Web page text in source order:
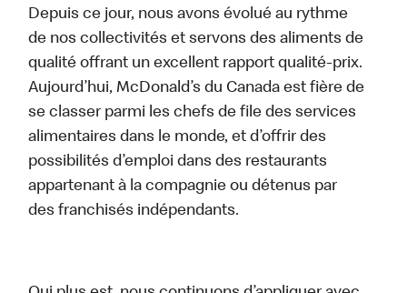
Depuis ce jour, nous avons évolué au rythme
de nos collectivités et servons des aliments de
qualité offrant un excellent rapport qualité-prix.
Aujourd’hui, McDonald’s du Canada est fière de
se classer parmi les chefs de file des services
alimentaires dans le monde, et d’offrir des
possibilités d’emploi dans des restaurants
appartenant à la compagnie ou détenus par
des franchisés indépendants.